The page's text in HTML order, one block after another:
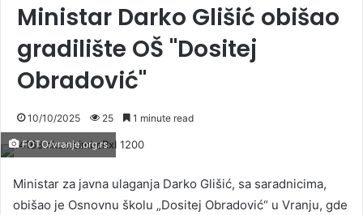
Ministar Darko Glišić obišao
gradilište OŠ "Dositej
Obradović"
10/10/2025 25 1 minute read
FOTO/vranje.org.rs
Ministar za javna ulaganja Darko Glišić, sa saradnicima,
obišao je Osnovnu školu „Dositej Obradović“ u Vranju, gde